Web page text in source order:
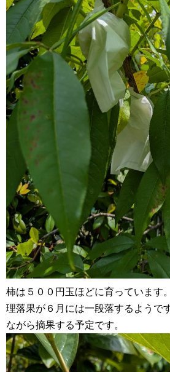
柿は５００円玉ほどに育っています
理落果が６月には一段落するようで
ながら摘果する予定です。